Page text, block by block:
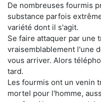
De nombreuses fourmis
substance parfois
variété dont il s'agit.
Se faire attaquer par une
vraisemblablement l'une
vous arriver. Alors
tard.
Les fourmis ont un venin
mortel pour l'homme,